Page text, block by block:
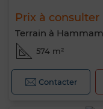
Prix à consulter
Terrain à
574 m²
Contacter